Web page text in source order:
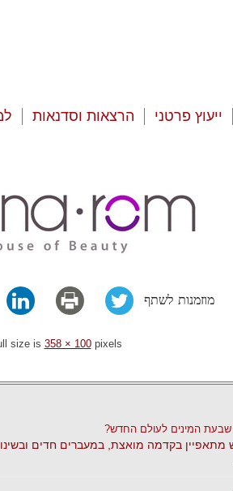
ייעוץ פרטני הרצאות וסדנאות
מוזמנות לשתף
size is 358 × 100pixels
המינים לעולם החדש?
בקדמה מואצת, במעברים חדים